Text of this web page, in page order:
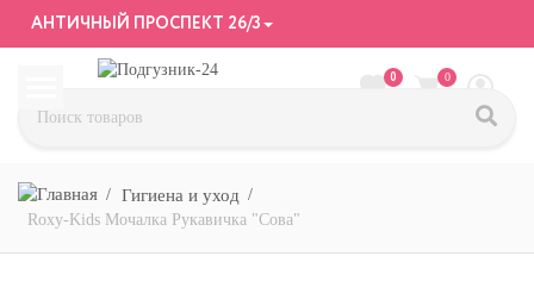
АНТИЧНЫЙ ПРОСПЕКТ 26/3
0 0
Гигиена и уход
Roxy-Kids Мочалка Рукавичка "Сова"